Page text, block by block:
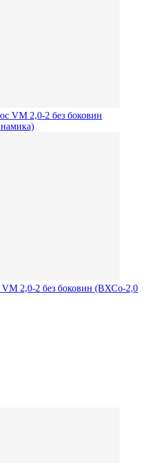
2,0-2 без боковин (ВХСо-2,0